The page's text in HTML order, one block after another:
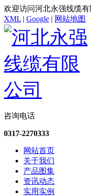
欢迎访问河北永强线缆有
XML | Google | 网站地图
咨询电话
0317-2270333
网站首页
关于我们
产品图集
资讯动态
实用实例